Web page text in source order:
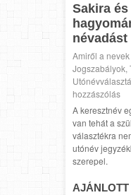
Sakira
névadást
Amiről a
Jogszabályok,
hozzászólás
A keresztnév
van tehát a
választékra
utónév
szerepel.